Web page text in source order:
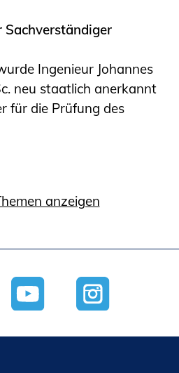
Sachverständiger
Ingenieur Johannes
neu staatlich anerkannt
für die Prüfung des
anzeigen